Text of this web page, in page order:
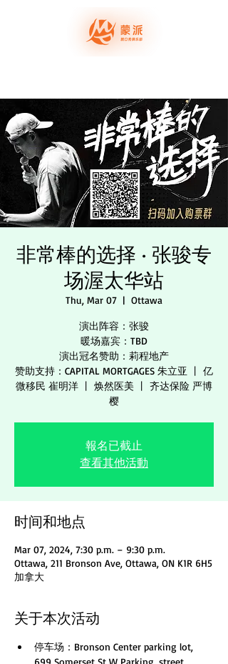
非常棒的选择 · 张骏专
场渥太华站
Thu, Mar 07
  |
Ottawa
演出阵容：张骏
暖场嘉宾：TBD
演出冠名赞助：莉程地产
赞助支持：CAPITAL MORTGAGES 朱立亚 丨 亿
微移民 崔明洋 丨 焕然医美 丨 齐达保险 严博
樱
報名已截止
查看其他活動
时间和地点
Mar 07, 2024, 7:30 p.m. – 9:30 p.m.
Ottawa, 211 Bronson Ave, Ottawa, ON K1R 6H5
加拿大
关于本次活动
停车场：Bronson Center parking lot,
699 Somerset St W Parking, street